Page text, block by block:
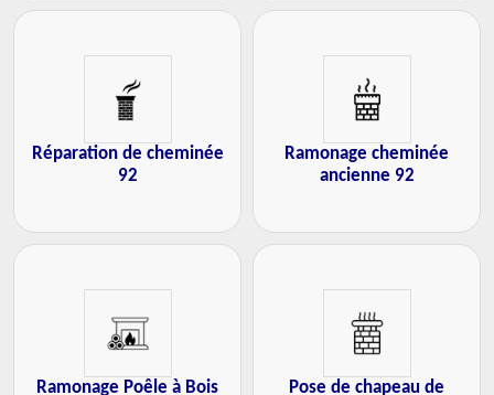
Réparation de cheminée
92
Ramonage cheminée
ancienne 92
Ramonage Poêle à Bois Pose de chapeau de